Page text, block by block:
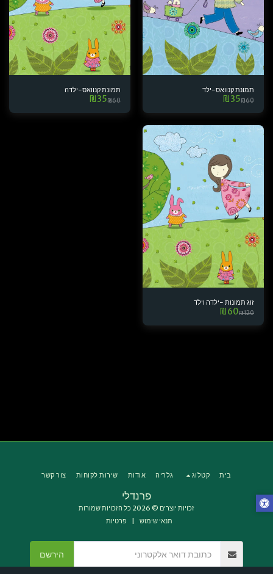
תמונת קנוואס-ילד
₪60
₪ 35
תמונת קנוואס-ילדה
₪60
₪ 35
זוג תמונות -ילדה וילד
₪120
₪60
פרנדלי
זכויות יוצרים © 2026 כל הזכויות שמורות
תנאי שימוש
פרטיות
בית קטלוג גלריה אודות שירות לקוחות צור קשר
הירשם